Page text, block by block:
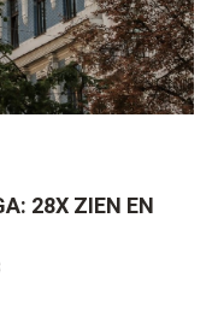
28X ZIEN EN